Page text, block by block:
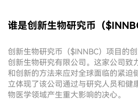
谁是创新生物研究币（
创新生物研究币（$INNBC）项目的
创新生物研究有限公司。这家公司致
和创新的方法来应对全球面临的紧迫
立体现了该公司通过与研究人员和健
物医学领域产生重大影响的决心。